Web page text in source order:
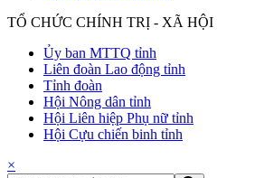
TỔ CHỨC CHÍNH TRỊ - XÃ HỘI
Ủy ban MTTQ tỉnh
Liên đoàn Lao động tỉnh
Tỉnh đoàn
Hội Nông dân tỉnh
Hội Liên hiệp Phụ nữ tỉnh
Hội Cựu chiến binh tỉnh
×